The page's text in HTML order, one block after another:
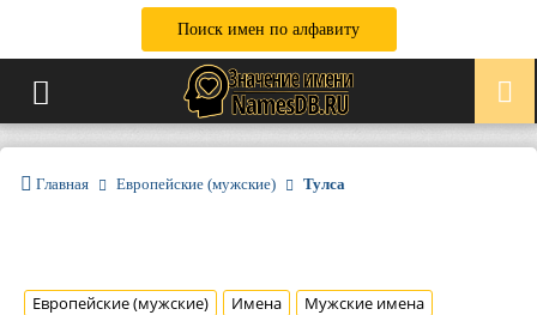
Поиск имен по алфавиту
Главная Европейские (мужские) Тулса
Европейские (мужские) Имена
Мужские имена